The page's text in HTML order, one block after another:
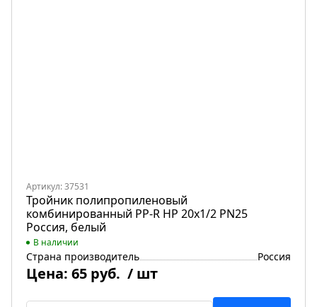
Артикул: 37531
Тройник полипропиленовый
комбинированный PP-R НР 20х1/2 PN25
Россия, белый
В наличии
Страна производитель Россия
Цена: 65 руб. / шт